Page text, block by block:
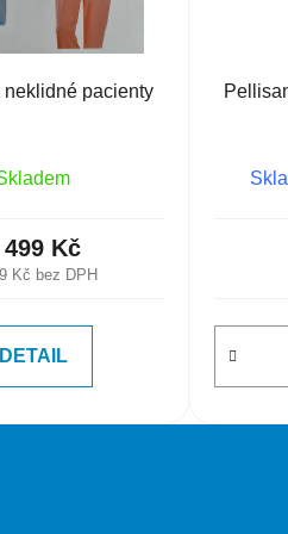
neklidné pacienty
Kč bez DPH
499 Kč
DETAIL